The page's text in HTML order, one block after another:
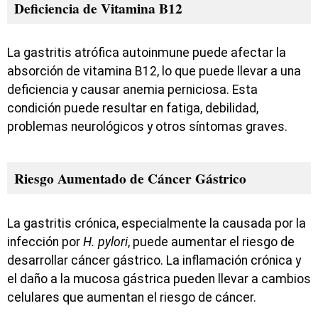
Deficiencia de Vitamina B12
La gastritis atrófica autoinmune puede afectar la
absorción de vitamina B12, lo que puede llevar a una
deficiencia y causar anemia perniciosa. Esta
condición puede resultar en fatiga, debilidad,
problemas neurológicos y otros síntomas graves.
Riesgo Aumentado de Cáncer Gástrico
La gastritis crónica, especialmente la causada por la
infección por H. pylori, puede aumentar el riesgo de
desarrollar cáncer gástrico. La inflamación crónica y
el daño a la mucosa gástrica pueden llevar a cambios
celulares que aumentan el riesgo de cáncer.